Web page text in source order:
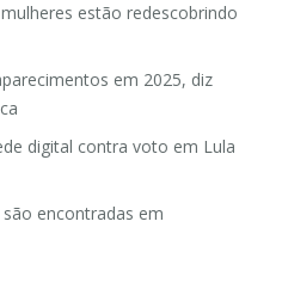
estão redescobrindo
em 2025, diz
digital contra voto em Lula
encontradas em